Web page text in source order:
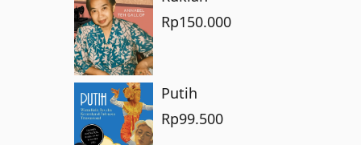
Rp150.000
Putih
Rp99.500